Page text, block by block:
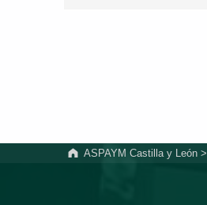
ASPAYM Castilla y León>